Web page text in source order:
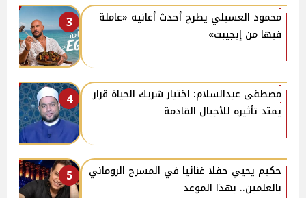
3
محمود العسيلي يطرح أحدث أغانيه «عاملة
فيها من إيجيبت»
4
مصطفى عبدالسلام: اختيار شريك الحياة قرار
يمتد تأثيره للأجيال القادمة
5
حكيم يحيي حفلا غنائيا في المسرح الروماني
بالعلمين.. بهذا الموعد